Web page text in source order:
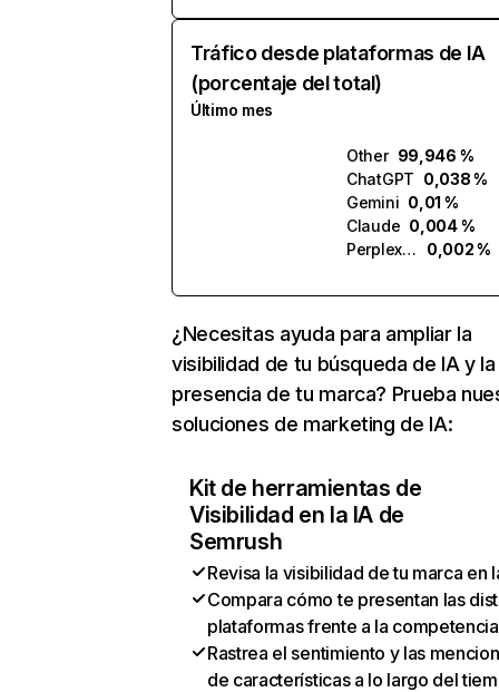
Tráfico desde plataformas de IA
(porcentaje del total)
Último mes
Other 99,946 %
ChatGPT 0,038 %
Gemini 0,01 %
Claude 0,004 %
Perplexity
0,002 %
¿Necesitas ayuda para ampliar la
visibilidad de tu búsqueda de IA y la
presencia de tu marca? Prueba
soluciones de marketing de IA:
Kit de herramientas de
Visibilidad en la IA de
Semrush
Revisa la visibilidad de tu marca en
Compara cómo te presentan las
plataformas frente a la competencia
Rastrea el sentimiento y las
de características a lo largo del